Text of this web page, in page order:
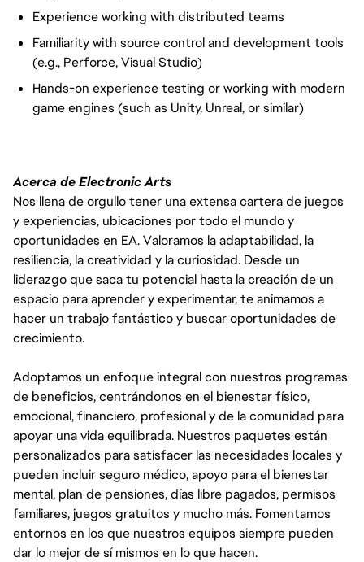
Experience working with distributed teams
Familiarity with source control and development tools
(e.g., Perforce, Visual Studio)
Hands-on experience testing or working with modern
game engines (such as Unity, Unreal, or similar)
Acerca de Electronic Arts
Nos llena de orgullo tener una extensa cartera de juegos
y experiencias, ubicaciones por todo el mundo y
oportunidades en EA. Valoramos la adaptabilidad, la
resiliencia, la creatividad y la curiosidad. Desde un
liderazgo que saca tu potencial hasta la creación de un
espacio para aprender y experimentar, te animamos a
hacer un trabajo fantástico y buscar oportunidades de
crecimiento.
Adoptamos un enfoque integral con nuestros programas
de beneficios, centrándonos en el bienestar físico,
emocional, financiero, profesional y de la comunidad para
apoyar una vida equilibrada. Nuestros paquetes están
personalizados para satisfacer las necesidades locales y
pueden incluir seguro médico, apoyo para el bienestar
mental, plan de pensiones, días libre pagados, permisos
familiares, juegos gratuitos y mucho más. Fomentamos
entornos en los que nuestros equipos siempre pueden
dar lo mejor de sí mismos en lo que hacen.